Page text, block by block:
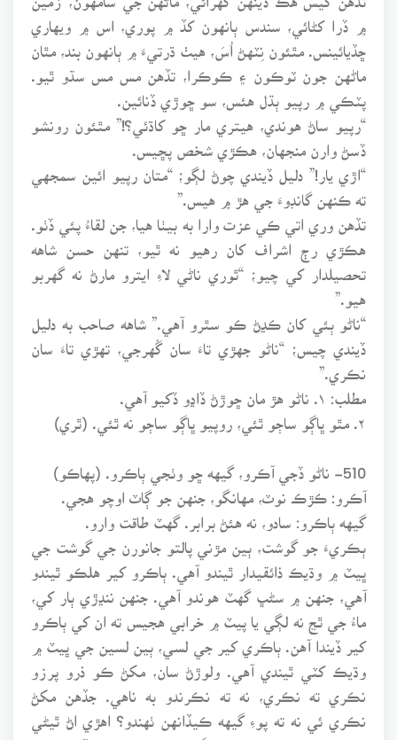
۾ ڏرا کڻائي، سندس ٻانهون کڏ ۾ پوري، اس ۾ ويهاري
ڇڏيائينس. مٿئون نِٽهڻ اُسَ، هيٺ ڌرتيءَ ۾ ٻانهون بند، مٿان
ماڻهن جون ٽوڪون ۽ ڪوڪرا، تڏهن مس مس سڌو ٿيو.
پٽڪي ۾ رپيو ٻڌل هئس، سو ڇوڙي ڏنائين.
“رپيو ساڻ هوندي، هيتري مار ڇو کاڌئي؟!” مٿئون رونشو
ڏسڻ وارن منجهان، هڪڙي شخص پڇيس.
“اڙي يار!” دليل ڏيندي چوڻ لڳو؛ “متان رپيو ائين سمجهي
ته ڪنهن گانڊوءَ جي هڙ ۾ هيس.”
تڏهن وري اتي ڪي عزت وارا به بيٺا هيا، جن لقاءُ پئي ڏٺو.
هڪڙي رڄ اشراف کان رهيو نه ٿيو، تنهن حسن شاهه
تحصيلدار کي چيو؛ “ٿوري ناڻي لاءِ ايترو مارڻ نه گهربو
هيو.”
“ناڻو ٻئي کان ڪڍڻ ڪو سٿرو آهي.” شاهه صاحب به دليل
ڏيندي چيس؛ “ناڻو جهڙي تاءَ سان گُهرجي، تهڙي تاءَ سان
نڪري.”
مطلب: ۱. ناڻو هڙ مان ڇوڙڻ ڏاڍو ڏکيو آهي.
510- ناڻو ڏجي آڪرو، گيهه ڇو وٺجي ٻاڪرو. (پهاڪو)
آڪرو: ڪڙڪ نوٽ، مهانگو، جنهن جو ڳاٽ اوچو هجي.
گيهه ٻاڪرو: سادو، نه هئڻ برابر. گهٽ طاقت وارو.
ٻڪريءَ جو گوشت، ٻين مڙني پالتو جانورن جي گوشت جي
ڀيٽ ۾ وڌيڪ ذائقيدار ٿيندو آهي. ٻاڪرو کير هلڪو ٿيندو
آهي، جنهن ۾ سڻڀ گهٽ هوندو آهي. جنهن ننڍڙي ٻار کي،
ماءُ جي ٿڃ نه لڳي يا پيٽ ۾ خرابي هجيس ته ان کي ٻاڪرو
کير ڏيندا آهن. ٻاڪري کير جي لسي، ٻين لسين جي ڀيٽ ۾
وڌيڪ کٽي ٿيندي آهي. ولوڙڻ سان، مکڻ ڪو ذرو پرزو
نڪري ته نڪري، نه ته نڪرندو به ناهي. جڏهن مکڻ
نڪري ئي نه ته پوءِ گيهه ڪيڏانهن ٺهندو؟ اهڙي اڻ ٿيڻي